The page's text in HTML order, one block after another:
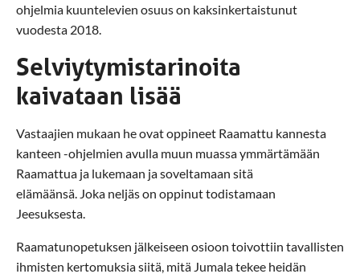
ohjelmia kuuntelevien osuus on kaksinkertaistunut
vuodesta 2018.
Selviytymistarinoita
kaivataan lisää
Vastaajien mukaan he ovat oppineet Raamattu kannesta
kanteen -ohjelmien avulla muun muassa ymmärtämään
Raamattua ja lukemaan ja soveltamaan sitä
elämäänsä. Joka neljäs on oppinut todistamaan
Jeesuksesta.
Raamatunopetuksen jälkeiseen osioon toivottiin tavallisten
ihmisten kertomuksia siitä, mitä Jumala tekee heidän